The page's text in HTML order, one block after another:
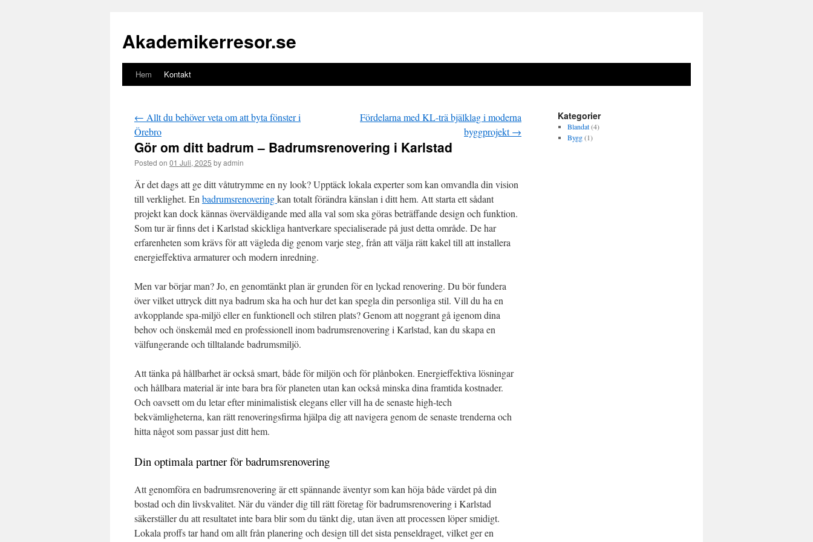
Akademikerresor.se
Gå
innehåll
Hem Kontakt
← Allt du behöver veta om att byta fönster i
Örebro
Fördelarna med KL-trä bjälklag i moderna
byggprojekt→
Gör om ditt badrum – Badrumsrenovering i Karlstad
Posted on 01 Juli, 2025 byadmin
Är det dags att ge ditt våtutrymme en ny look? Upptäck lokala experter som kan omvandla din vision
till verklighet. En badrumsrenoveringkan totalt förändra känslan i ditt hem. Att starta ett sådant
projekt kan dock kännas överväldigande med alla val som ska göras beträffande design och funktion.
Som tur är finns det i Karlstad skickliga hantverkare specialiserade på just detta område. De har
erfarenheten som krävs för att vägleda dig genom varje steg, från att välja rätt kakel till att installera
energieffektiva armaturer och modern inredning.
Men var börjar man? Jo, en genomtänkt plan är grunden för en lyckad renovering. Du bör fundera
över vilket uttryck ditt nya badrum ska ha och hur det kan spegla din personliga stil. Vill du ha en
avkopplande spa-miljö eller en funktionell och stilren plats? Genom att noggrant gå igenom dina
behov och önskemål med en professionell inom badrumsrenovering i Karlstad, kan du skapa en
välfungerande och tilltalande badrumsmiljö.
Att tänka på hållbarhet är också smart, både för miljön och för plånboken. Energieffektiva lösningar
och hållbara material är inte bara bra för planeten utan kan också minska dina framtida kostnader.
Och oavsett om du letar efter minimalistisk elegans eller vill ha de senaste high-tech
bekvämligheterna, kan rätt renoveringsfirma hjälpa dig att navigera genom de senaste trenderna och
hitta något som passar just ditt hem.
Din optimala partner för badrumsrenovering
Att genomföra en badrumsrenovering är ett spännande äventyr som kan höja både värdet på din
bostad och din livskvalitet. När du vänder dig till rätt företag för badrumsrenovering i Karlstad
säkerställer du att resultatet inte bara blir som du tänkt dig, utan även att processen löper smidigt.
Lokala proffs tar hand om allt från planering och design till det sista penseldraget, vilket ger en
Kategorier
Blandat(4)
Bygg(1)